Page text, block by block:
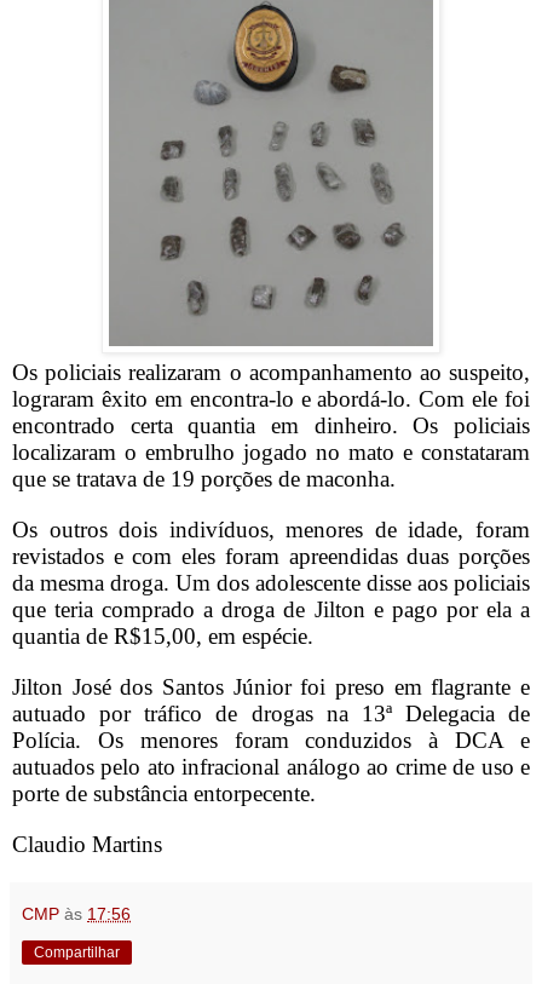
Os policiais realizaram o acompanhamento ao suspeito,
lograram êxito em encontra-lo e abordá-lo. Com ele foi
encontrado certa quantia em dinheiro. Os policiais
localizaram o embrulho jogado no mato e constataram
que se tratava de 19 porções de maconha.
Os outros dois indivíduos, menores de idade, foram
revistados e com eles foram apreendidas duas porções
da mesma droga. Um dos adolescente disse aos policiais
que teria comprado a droga de Jilton e pago por ela a
quantia de R$15,00, em espécie.
Jilton José dos Santos Júnior foi preso em flagrante e
autuado por tráfico de drogas na 13ª Delegacia de
Polícia. Os menores foram conduzidos à DCA e
autuados pelo ato infracional análogo ao crime de uso e
porte de substância entorpecente.
Claudio Martins
CMP às 17:56
Compartilhar